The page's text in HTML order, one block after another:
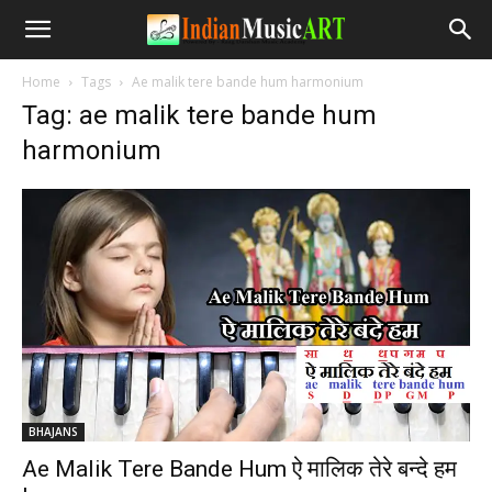
Home Tags Ae malik tere bande hum harmonium
Tag: ae malik tere bande hum
harmonium
BHAJANS
Ae Malik Tere Bande Hum ऐ मालिक तेरे बन्दे हम